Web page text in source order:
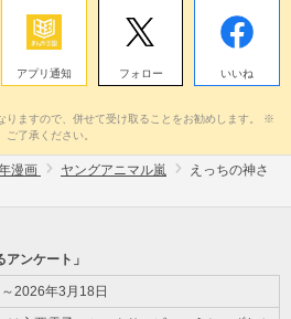
アプリ通知 フォロー いいね
ますので、併せて受け取ることをお勧めします。 ※
了承ください。
漫画 ヤングアニマル嵐
えっちの神さ
アンケート」
2026年3月18日